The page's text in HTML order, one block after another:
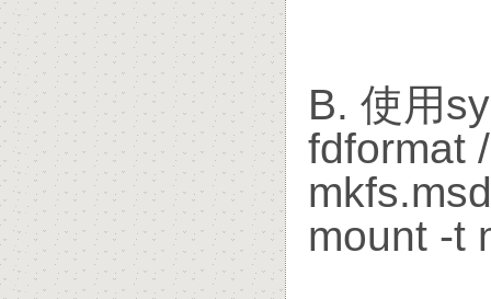
B. 使用
fdformat
mount -t